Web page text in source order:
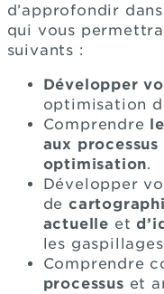
d’approfondir
qui vous
suivants :
Développer
optimisation
Comprendre
aux processus
optimisation.
Développer
de
actuelle et
les
Comprendre
processus et